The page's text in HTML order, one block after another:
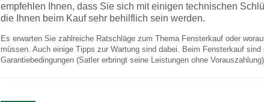
empfehlen Ihnen, dass Sie sich mit einigen technischen
die Ihnen beim Kauf sehr behilflich sein werden.
Es erwarten Sie zahlreiche Ratschläge zum Thema Fensterkauf oder
müssen. Auch einige Tipps zur Wartung sind dabei. Beim Fensterkauf
Garantiebedingungen (Satler erbringt seine Leistungen ohne